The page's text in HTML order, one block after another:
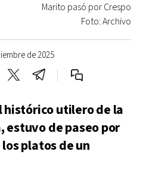
de 2025
Marito pasó por Crespo
Foto: Archivo
histórico utilero de la
estuvo de paseo por
platos de un